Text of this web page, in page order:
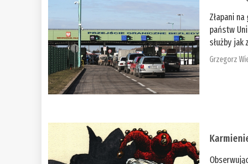
Złapani
państw
służby jak
Grzegorz